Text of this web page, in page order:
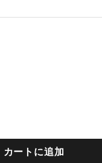
カートに追加